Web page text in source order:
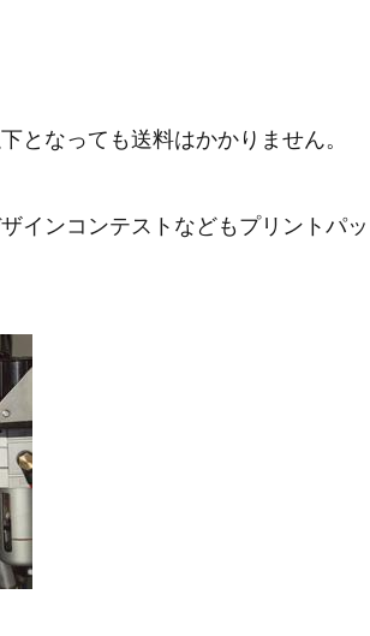
となっても送料はかかりません。
インコンテストなどもプリントパッ